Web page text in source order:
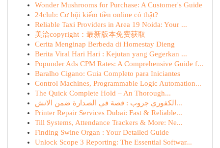
Wonder Mushrooms for Purchase: A Customer's Guide
24club: Cơ hội kiếm tiền online có thật?
Reliable Taxi Providers in Area 19 Noida: Your ...
美洽copyright：最新版本免费获取
Cerita Menginap Berbeda di Homestay Dieng
Berita Viral Hari Hari : Kejutan yang Gegerkan ...
Popunder Ads CPM Rates: A Comprehensive Guide f...
Baralho Cigano: Guia Completo para Iniciantes
Control Machines, Programmable Logic Automation...
The Quick Complete Hold – An Thorough...
الكفوري جروب : قصة في الصدارة ضمن الانش...
Printer Repair Services Dubai: Fast & Reliable...
Till Systems, Attendance Trackers & More: Ne...
Finding Swine Organ : Your Detailed Guide
Unlock Scope 3 Reporting: The Essential Softwar...